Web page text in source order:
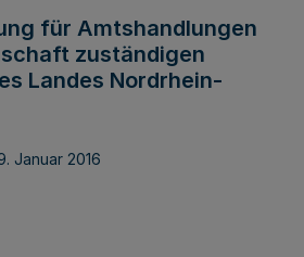
für Amtshandlungen
zuständigen
Landes Nordrhein-
Januar 2016